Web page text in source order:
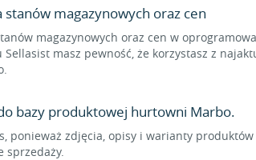
stanów magazynowych oraz cen
magazynowych oraz cen w
masz pewność, że korzystasz z
bazy produktowej hurtowni Marbo.
ponieważ zdjęcia, opisy i warianty
sprzedaży.